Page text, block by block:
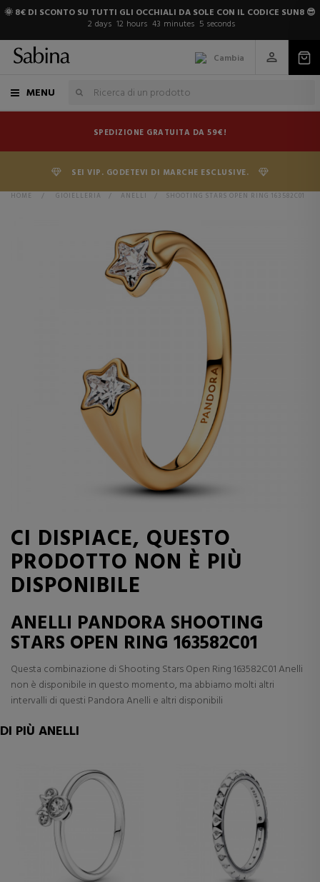
🌞 8€ DI SCONTO SU TUTTI GLI OCCHIALI DA SOLE CON IL CODICE SUN8 😎
2 days 12 hours 43 minutes 5 seconds
Cambia
MENU
SPEDIZIONE GRATUITA DA 59€!
SEI VIP. GODETEVI DI MARCHE ESCLUSIVE.
HOME > GIOIELLERIA > ANELLI > SHOOTING STARS OPEN RING 163582C01
CI DISPIACE, QUESTO
PRODOTTO NON È PIÙ
DISPONIBILE
ANELLI PANDORA SHOOTING
STARS OPEN RING 163582C01
Questa combinazione di Shooting Stars Open Ring 163582C01 Anelli
non è disponibile in questo momento, ma abbiamo molti altri
intervalli di questi Pandora Anelli e altri disponibili
DI PIÙ ANELLI